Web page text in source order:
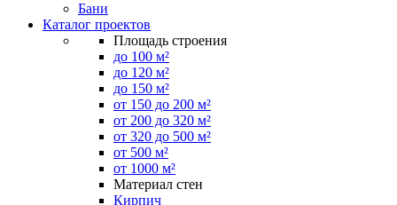
Бани
Каталог проектов
Площадь строения
до 100 м²
до 120 м²
до 150 м²
от 150 до 200 м²
от 200 до 320 м²
от 320 до 500 м²
от 500 м²
от 1000 м²
Материал стен
Кирпич